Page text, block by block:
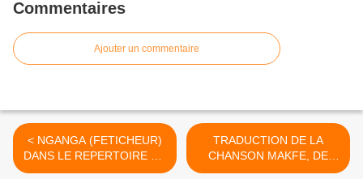
Commentaires
Ajouter un commentaire
< NGANGA (FETICHEUR)
DANS LE REPERTOIRE DE
L’OK JAZZ : DEUX AUTRES
TRADUCTION DE LA
CHANSON MAKFE, DE
MAVATIKU ET L’AFRISA,